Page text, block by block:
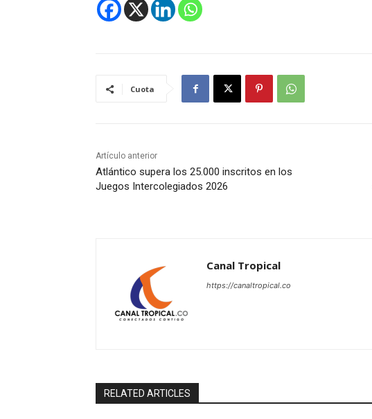
Cuota
Artículo anterior
Atlántico supera los 25.000 inscritos en los
Juegos Intercolegiados 2026
Canal Tropical
https://canaltropical.co
RELATED ARTICLES